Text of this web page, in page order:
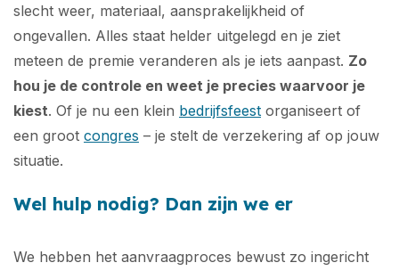
slecht weer, materiaal, aansprakelijkheid of
ongevallen. Alles staat helder uitgelegd en je ziet
meteen de premie veranderen als je iets aanpast. Zo
hou je de controle en weet je precies waarvoor je
kiest. Of je nu een klein bedrijfsfeest organiseert of
een groot congres – je stelt de verzekering af op jouw
situatie.
Wel hulp nodig? Dan zijn we er
We hebben het aanvraagproces bewust zo ingericht